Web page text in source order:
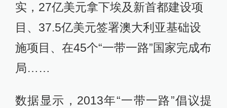
实，27亿美元拿下埃及新首都建设项
目、37.5亿美元签署澳大利亚基础设
施项目、在45个“一带一路”国家完成布
局……
数据显示，2013年“一带一路”倡议提